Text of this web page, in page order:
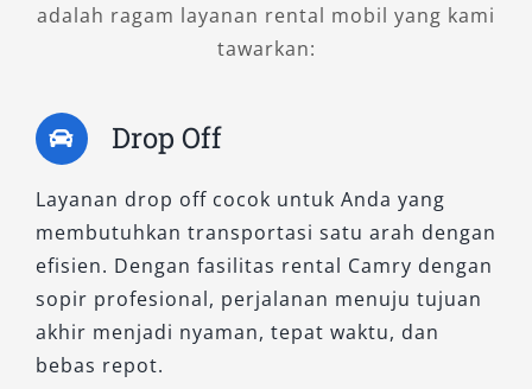
secara mandiri. Kombinasi tersebut
menjadikan tipe ini sangat cocok untuk sewa
penting, mengantar tamu VIP, atau berkunjung
ke lokasi usaha di Tegal.
Dari sisi performa, Camry 2.5 V dibekali mesin
bertenaga 2.500 cc yang responsif, tetapi tetap
halus saat melaju di berbagai kondisi jalan.
Pengemudi akan merasakan kestabilan
berkendara yang optimal, sementara
penumpang bisa bersantai menikmati suasana
adalah ragam layanan rental mobil yang kami
tawarkan:
Drop Off
Layanan drop off cocok untuk Anda yang
membutuhkan transportasi satu arah dengan
efisien. Dengan fasilitas rental Camry dengan
sopir profesional, perjalanan menuju tujuan
akhir menjadi nyaman, tepat waktu, dan
bebas repot.